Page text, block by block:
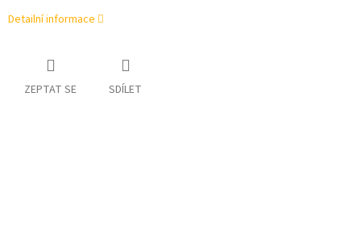
Detailní informace
ZEPTAT SE SDÍLET